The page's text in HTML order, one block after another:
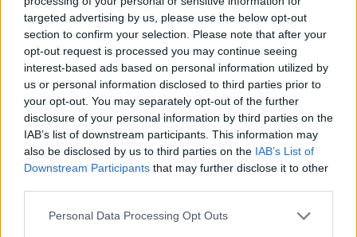
targeted advertising by us, please use the below opt-out
section to confirm your selection. Please note that after your
opt-out request is processed you may continue seeing
interest-based ads based on personal information utilized by
us or personal information disclosed to third parties prior to
your opt-out. You may separately opt-out of the further
disclosure of your personal information by third parties on the
IAB’s list of downstream participants. This information may
also be disclosed by us to third parties on the IAB’s List of
Downstream Participants that may further disclose it to other
Personal Data Processing Opt Outs
echipamentul greu.
La cerere, vestiarul metalic compact poate fi echipat cu
separatoare pentru obiecte curate și murdare, diferite
tipuri de sisteme de închidere și chiar uși mai groase,
pentru o securitate suplimentară.
În concluzie, un vestiar metalic compact, precum modelul
depozitarea uniformei, a bocancilor și a altor obiecte